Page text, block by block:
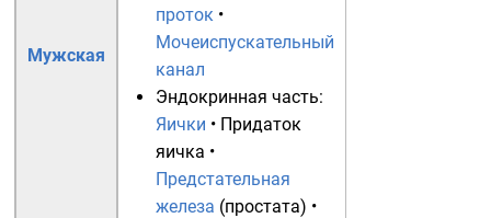
Мужская
проток •
Мочеиспускательный
канал
Эндокринная часть:
Яички • Придаток
яичка •
Предстательная
железа (простата) •